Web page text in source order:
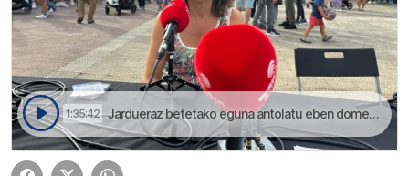
1:35:42 Jardueraz betetako eguna antolatu eben domekan Loiun, azokearen 30. urteurrena ospatzeko | Herriz Herri